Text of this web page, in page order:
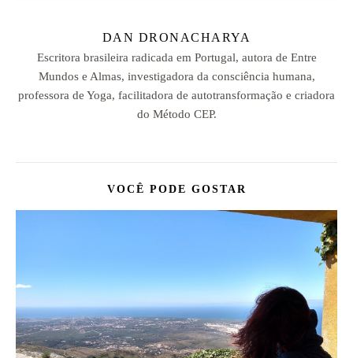
DAN DRONACHARYA
Escritora brasileira radicada em Portugal, autora de Entre
Mundos e Almas, investigadora da consciência humana,
professora de Yoga, facilitadora de autotransformação e criadora
do Método CEP.
VOCÊ PODE GOSTAR